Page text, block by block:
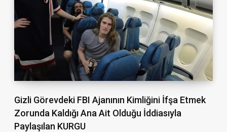
Gizli Görevdeki FBI Ajanının Kimliğini İfşa Etmek
Zorunda Kaldığı Ana Ait Olduğu İddiasıyla
Paylaşılan KURGU